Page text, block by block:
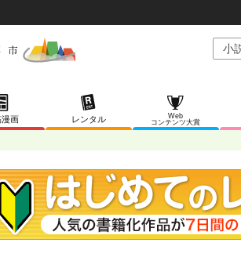
画 レンタル
Web
コンテンツ大賞